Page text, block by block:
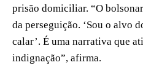
prisão domiciliar. “O
da perseguição. ‘Sou o alvo
calar’. É uma narrativa que
indignação”, afirma.